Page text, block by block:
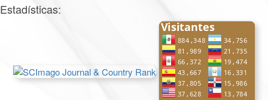
Estadísticas: